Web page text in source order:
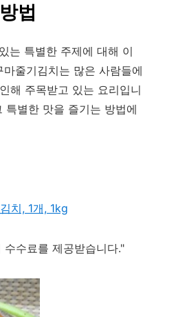
법
는 특별한 주제에 대해 이
줄기김치는 많은 사람들에
해 주목받고 있는 요리입니
특별한 맛을 즐기는 방법에
수료를 제공받습니다."